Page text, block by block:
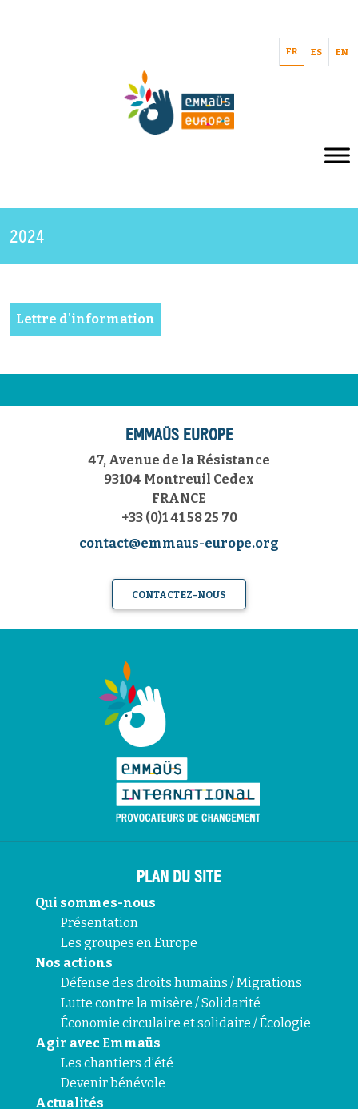
FR ES EN
2024
Lettre d'information
EMMAÜS EUROPE
47, Avenue de la Résistance
93104 Montreuil Cedex
FRANCE
+33 (0)1 41 58 25 70
contact@emmaus-europe.org
CONTACTEZ-NOUS
PLAN DU SITE
Qui sommes-nous
Présentation
Les groupes en Europe
Nos actions
Défense des droits humains / Migrations
Lutte contre la misère / Solidarité
Économie circulaire et solidaire / Écologie
Agir avec Emmaüs
Les chantiers d’été
Devenir bénévole
Actualités